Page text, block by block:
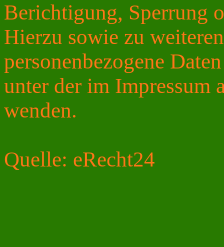
Berichtigung, Sperrung
Hierzu sowie zu
personenbezogene
unter der im Impressum
wenden.
Quelle: eRecht24